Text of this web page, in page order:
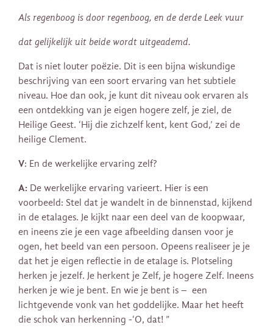
Als regenboog is door regenboog, en de derde Leek vuur
dat gelijkelijk uit beide wordt uitgeademd.
Dat is niet louter poëzie. Dit is een bijna wiskundige
beschrijving van een soort ervaring van het subtiele
niveau. Hoe dan ook, je kunt dit niveau ook ervaren als
een ontdekking van je eigen hogere zelf, je ziel, de
Heilige Geest. ‘Hij die zichzelf kent, kent God,’ zei de
heilige Clement.
V: En de werkelijke ervaring zelf?
A: De werkelijke ervaring varieert. Hier is een
voorbeeld: Stel dat je wandelt in de binnenstad, kijkend
in de etalages. Je kijkt naar een deel van de koopwaar,
en ineens zie je een vage afbeelding dansen voor je
ogen, het beeld van een persoon. Opeens realiseer je je
dat het je eigen reflectie in de etalage is. Plotseling
herken je jezelf. Je herkent je Zelf, je hogere Zelf. Ineens
herken je wie je bent. En wie je bent is – een
lichtgevende vonk van het goddelijke. Maar het heeft
die schok van herkenning -‘O, dat! ”